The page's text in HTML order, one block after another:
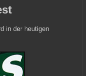
in der heutigen